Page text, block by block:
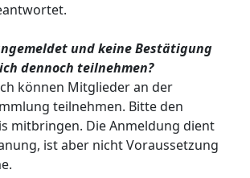
und keine Bestätigung
dennoch teilnehmen?
können Mitglieder an der
teilnehmen. Bitte den
mitbringen. Die Anmeldung dient
ist aber nicht Voraussetzung